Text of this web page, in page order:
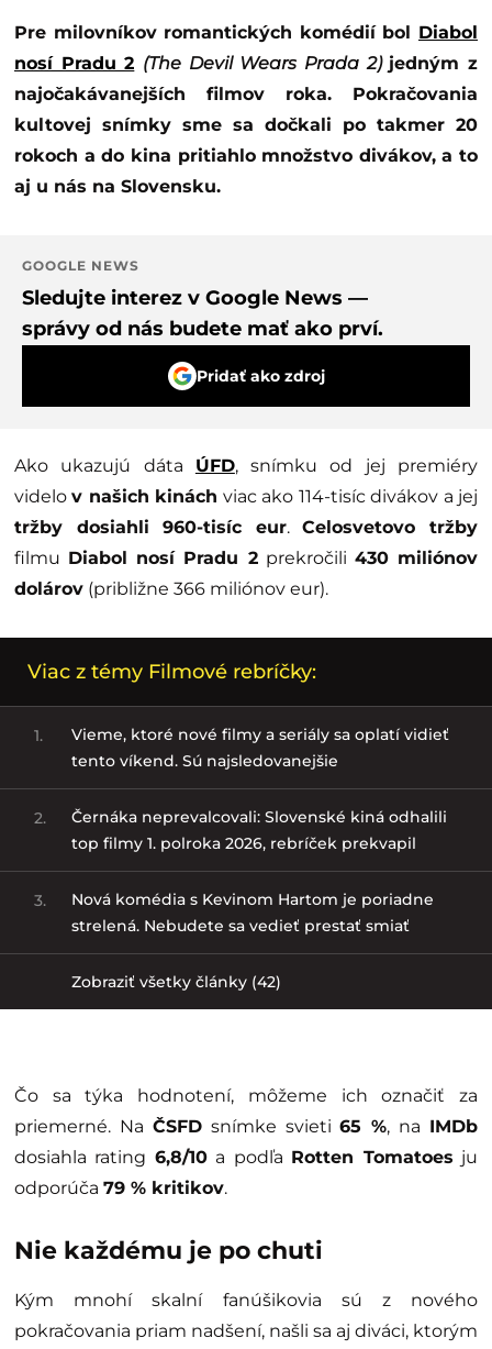
Pre milovníkov romantických komédií bol Diabol
nosí Pradu 2 (The Devil Wears Prada 2) jedným z
najočakávanejších filmov roka. Pokračovania
kultovej snímky sme sa dočkali po takmer 20
rokoch a do kina pritiahlo množstvo divákov, a to
aj u nás na Slovensku.
GOOGLE NEWS
Sledujte interez v Google News —
správy od nás budete mať ako prví.
Pridať ako zdroj
Ako ukazujú dáta ÚFD, snímku od jej premiéry
videlov našich kinách viac ako 114-tisíc divákov a jej
tržby dosiahli 960-tisíc eur.Celosvetovo tržby
filmu Diabol nosí Pradu 2prekročili 430 miliónov
dolárov (približne 366 miliónov eur).
Viac z témy Filmové rebríčky:
1.
Vieme, ktoré nové filmy a seriály sa oplatí vidieť
tento víkend. Sú najsledovanejšie
2.
Černáka neprevalcovali: Slovenské kiná odhalili
top filmy 1. polroka 2026, rebríček prekvapil
3.
Nová komédia s Kevinom Hartom je poriadne
strelená. Nebudete sa vedieť prestať smiať
Zobraziť všetky články (42)
Čo sa týka hodnotení, môžeme ich označiť za
priemerné. Na ČSFDsnímke svieti65 %, na IMDb
dosiahla rating 6,8/10a podľa Rotten Tomatoes ju
odporúča 79 % kritikov.
Nie každému je po chuti
Kým mnohí skalní fanúšikovia sú z nového
pokračovania priam nadšení, našli sa aj diváci, ktorým